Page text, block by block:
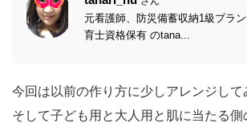
元看護師、防災備蓄収納1級プラ
育士資格保有 のtana...
今回は以前の作り方に少しアレンジして
そして子ども用と大人用と肌に当たる